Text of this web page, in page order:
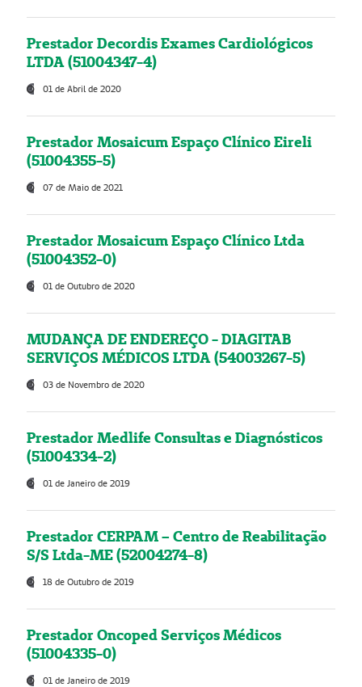
Prestador Decordis Exames Cardiológicos
LTDA (51004347-4)
01 de Abril de 2020
Prestador Mosaicum Espaço Clínico Eireli
(51004355-5)
07 de Maio de 2021
Prestador Mosaicum Espaço Clínico Ltda
(51004352-0)
01 de Outubro de 2020
MUDANÇA DE ENDEREÇO - DIAGITAB
SERVIÇOS MÉDICOS LTDA (54003267-5)
03 de Novembro de 2020
Prestador Medlife Consultas e Diagnósticos
(51004334-2)
01 de Janeiro de 2019
Prestador CERPAM – Centro de Reabilitação
S/S Ltda-ME (52004274-8)
18 de Outubro de 2019
Prestador Oncoped Serviços Médicos
(51004335-0)
01 de Janeiro de 2019